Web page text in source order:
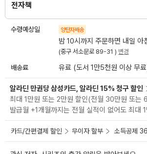
전자책
수령예상일 양탄자배송
밤 10시까지 주문하면 내일 아
(중구 서소문로 89-31 ) 변경
배송료 유료 (도서 1만5천원 이상 무
알라딘 만권당 삼성카드, 알라딘 15% 청구 할인
최대 1만원 또는 2만원 할인(전월 30만원 또는
발급월 +1개월까지는 전월 실적이 없어도 최대
카드/간편결제 할인 무이자 할부 소득공제